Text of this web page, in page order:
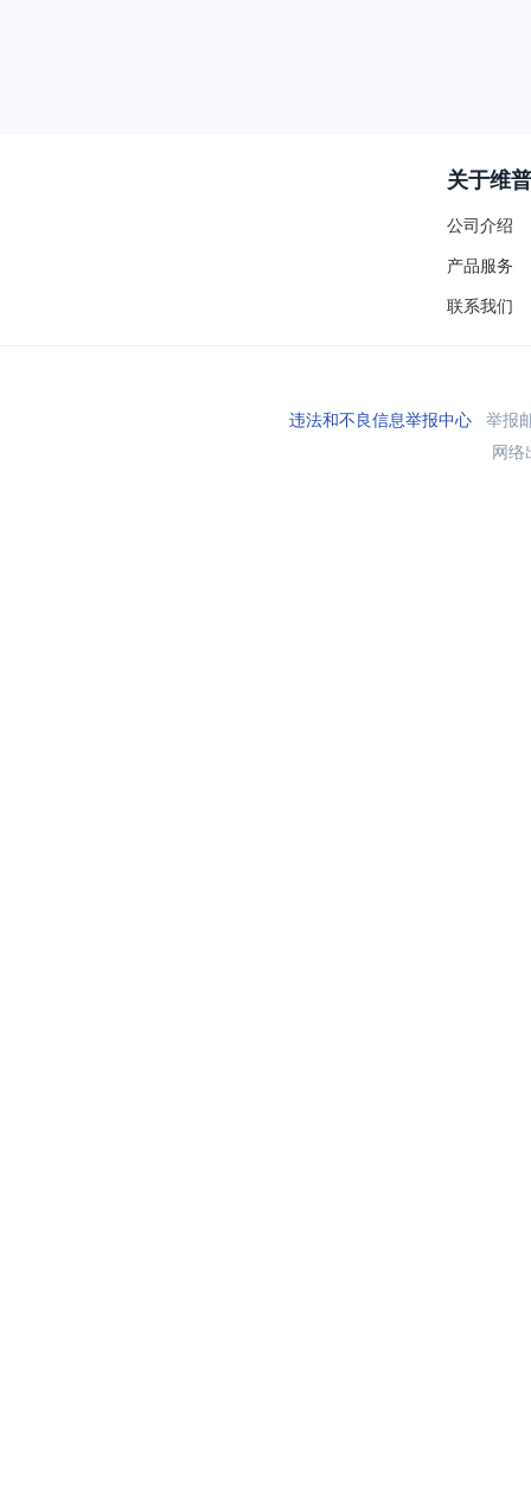
关于维普
公司介绍
产品服务
联系我们
违法和不良信息举报中心举报
网